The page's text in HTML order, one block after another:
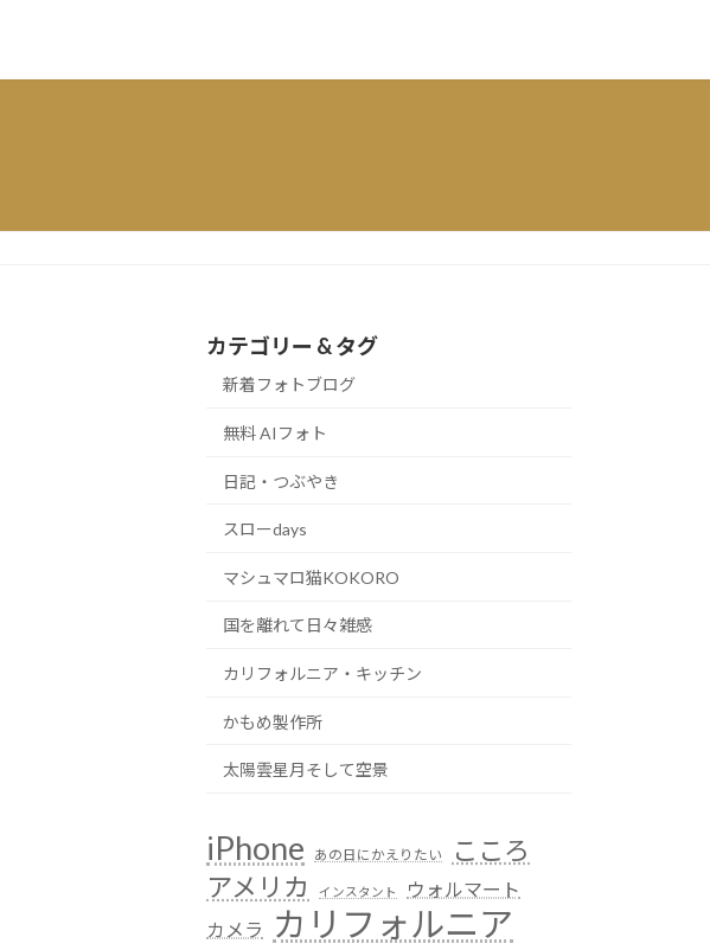
カテゴリー & タグ
新着フォトブログ
無料 AIフォト
日記・つぶやき
スローdays
マシュマロ猫KOKORO
国を離れて日々雑感
カリフォルニア・キッチン
かもめ製作所
太陽雲星月そして空景
iPhone あの日にかえりたい
こころ
アメリカ
インスタント
ウォルマート
カメラ
カリフォルニア